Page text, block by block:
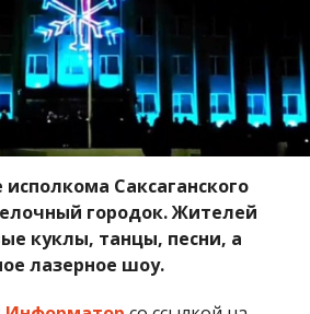
Саксаганского
городок. Жителей
куклы, танцы, песни, а
лазерное шоу.